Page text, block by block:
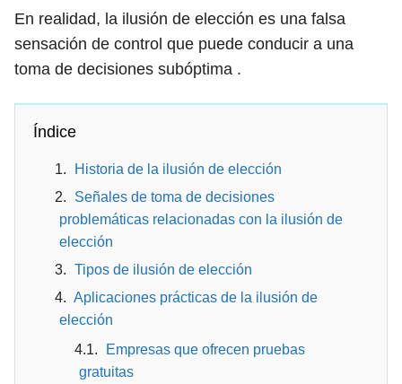
En realidad, la ilusión de elección es una falsa
sensación de control que puede conducir a una
toma de decisiones subóptima .
Índice
Historia de la ilusión de elección
Señales de toma de decisiones
problemáticas relacionadas con la ilusión de
elección
Tipos de ilusión de elección
Aplicaciones prácticas de la ilusión de
elección
Empresas que ofrecen pruebas
gratuitas